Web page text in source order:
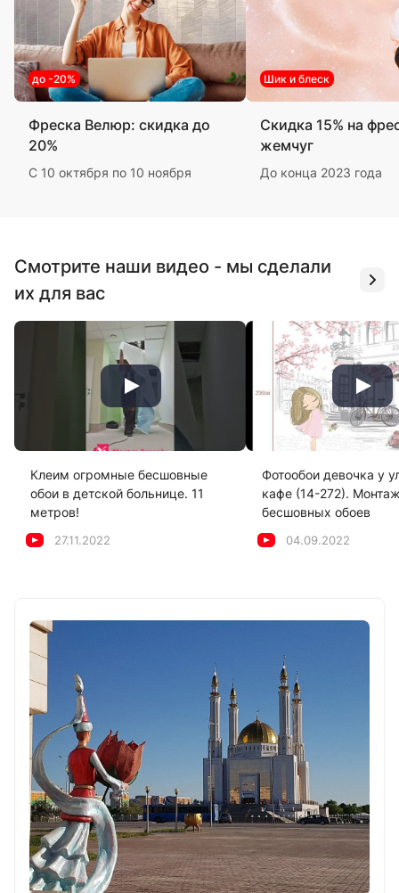
до -20%
Фреска Велюр: скидка до
20%
С 10 октября по 10 ноября
Шик и блеск
Скидка 15% на
жемчуг
До конца 2023 года
Смотрите наши видео - мы сделали
их для вас
Клеим огромные бесшовные
обои в детской больнице. 11
метров!
27.11.2022
Фотообои девочка у
кафе (14-272).
бесшовных обоев
04.09.2022